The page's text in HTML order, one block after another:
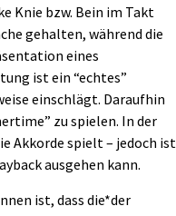
Knie bzw. Bein im Takt
gehalten, während die
eines
ist ein “echtes”
einschlägt. Daraufhin
zu spielen. In der
Akkorde spielt – jedoch ist
ausgehen kann.
ist, dass die*der